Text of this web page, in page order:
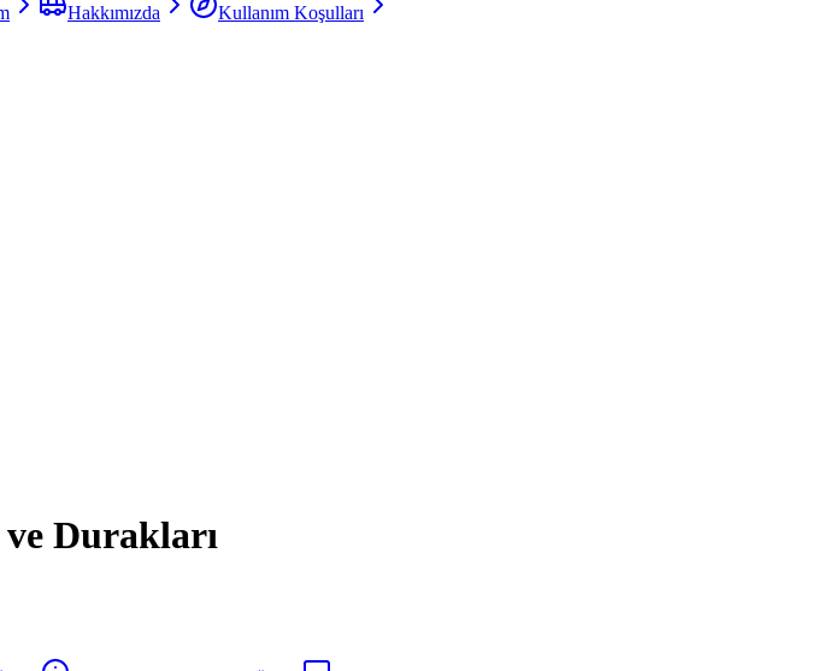
Hakkımızda
Kullanım Koşulları
Durakları